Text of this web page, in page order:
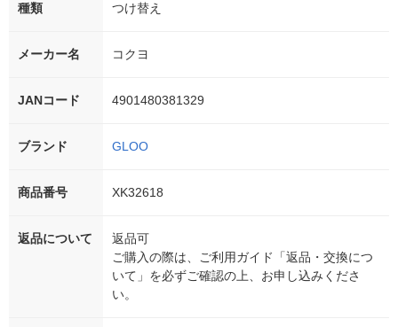
種類 つけ替え
メーカー名 コクヨ
JANコード 4901480381329
ブランド GLOO
商品番号 XK32618
返品について
返品可
ご購入の際は、ご利用ガイド「返品・交換につ
いて」を必ずご確認の上、お申し込みくださ
い。